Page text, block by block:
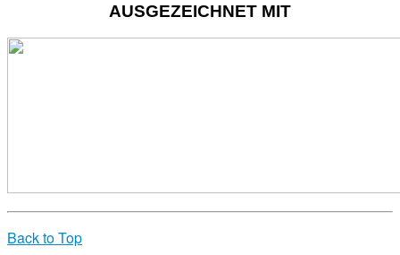
AUSGEZEICHNET MIT
Back to Top